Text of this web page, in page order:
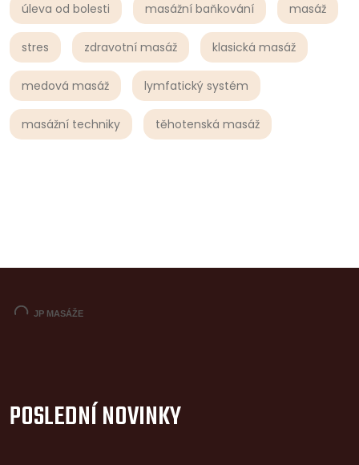
úleva od bolesti masážní baňkování masáž
stres zdravotní masáž klasická masáž
medová masáž lymfatický systém
masážní techniky těhotenská masáž
POSLEDNÍ NOVINKY